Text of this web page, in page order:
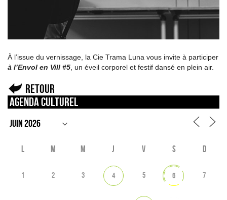
À l’issue du vernissage, la Cie Trama Luna vous invite à participer
à l’Envol en Vill #5, un éveil corporel et festif dansé en plein air.
Retour
Agenda culturel
L M M J V S D
1 2 3 4 5 6 7